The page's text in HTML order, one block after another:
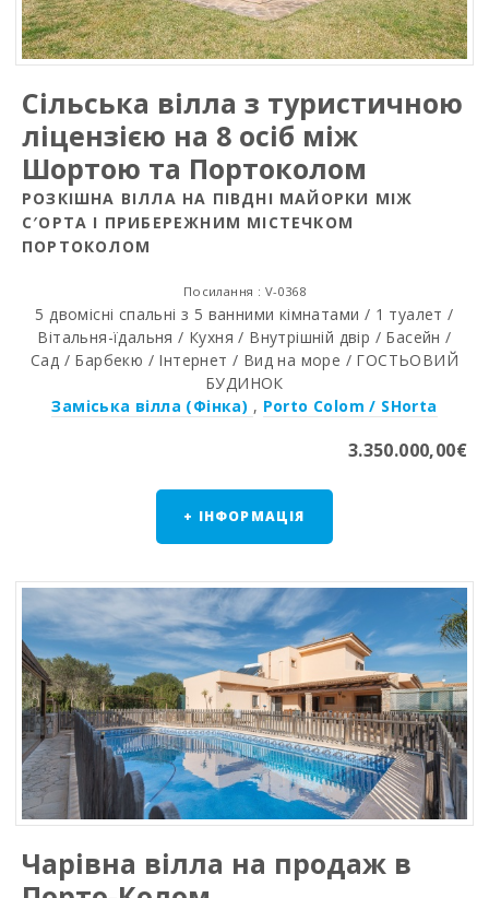
Сільська вілла з туристичною
ліцензією на 8 осіб між
Шортою та Портоколом
РОЗКІШНА ВІЛЛА НА ПІВДНІ МАЙОРКИ МІЖ
С′ОРТА І ПРИБЕРЕЖНИМ МІСТЕЧКОМ
ПОРТОКОЛОМ
Посилання : V-0368
5 двомісні спальні з 5 ванними кімнатами / 1 туалет /
Вітальня-їдальня / Кухня / Внутрішній двір / Басейн /
Сад / Барбекю / Інтернет / Вид на море / ГОСТЬОВИЙ
БУДИНОК
Заміська вілла (Фінка) , Porto Colom / SHorta
3.350.000,00€
+ ІНФОРМАЦІЯ
Чарівна вілла на продаж в